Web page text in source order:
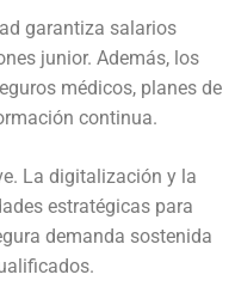
garantiza salarios
junior. Además, los
médicos, planes de
continua.
La digitalización y la
estratégicas para
demanda sostenida